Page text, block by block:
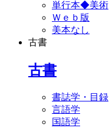
単行本◆美術
Ｗｅｂ版
美本なし
古書
古書
書誌学・目録
言語学
国語学